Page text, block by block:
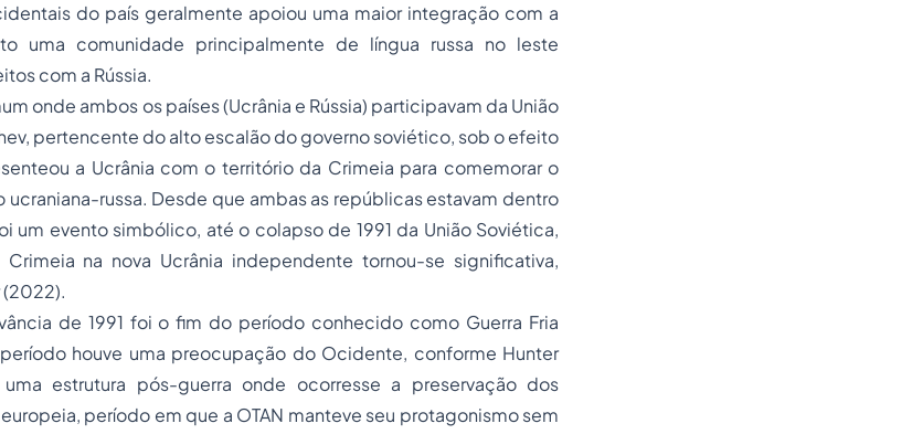
do país geralmente apoiou uma maior integração com a
uma comunidade principalmente de língua russa no leste
com a Rússia.
onde ambos os países (Ucrânia e Rússia) participavam da União
pertencente do alto escalão do governo soviético, sob o efeito
a Ucrânia com o território da Crimeia para comemorar o
russa. Desde que ambas as repúblicas estavam dentro
um evento simbólico, até o colapso de 1991 da União Soviética,
na nova Ucrânia independente tornou-se significativa,
de 1991 foi o fim do período conhecido como Guerra Fria
houve uma preocupação do Ocidente, conforme Hunter
estrutura pós-guerra onde ocorresse a preservação dos
período em que a OTAN manteve seu protagonismo sem